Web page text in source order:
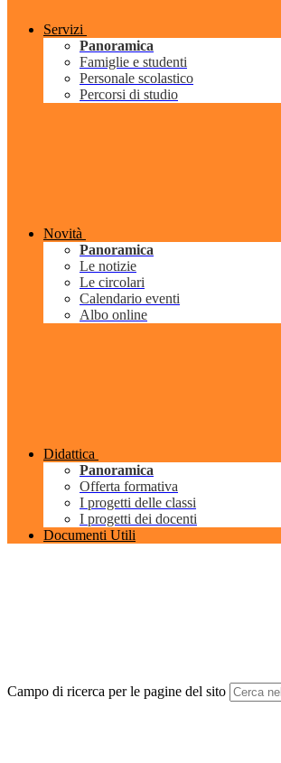
Servizi
Panoramica
Famiglie e studenti
Personale scolastico
Percorsi di studio
Novità
Panoramica
Le notizie
Le circolari
Calendario eventi
Albo online
Didattica
Panoramica
Offerta formativa
I progetti delle classi
I progetti dei docenti
Documenti Utili
Campo di ricerca per le pagine del sito